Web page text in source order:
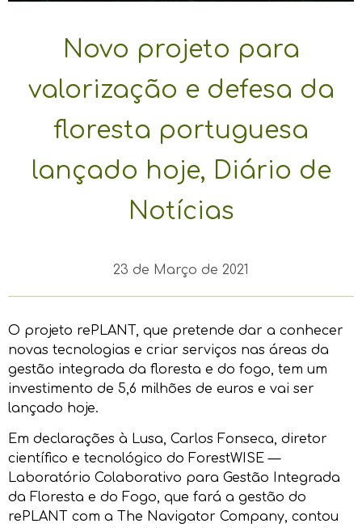
Novo projeto para
valorização e defesa da
floresta portuguesa
lançado hoje, Diário de
Notícias
23 de Março de 2021
O projeto rePLANT, que pretende dar a conhecer
novas tecnologias e criar serviços nas áreas da
gestão integrada da floresta e do fogo, tem um
investimento de 5,6 milhões de euros e vai ser
lançado hoje.
Em declarações à Lusa, Carlos Fonseca, diretor
científico e tecnológico do ForestWISE —
Laboratório Colaborativo para Gestão Integrada
da Floresta e do Fogo, que fará a gestão do
rePLANT com a The Navigator Company, contou